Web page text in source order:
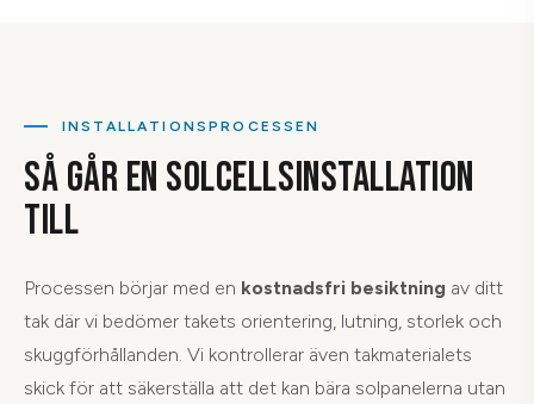
INSTALLATIONSPROCESSEN
SÅ GÅR EN SOLCELLSINSTALLATION
TILL
Processen börjar med en kostnadsfri besiktning av ditt
tak där vi bedömer takets orientering, lutning, storlek och
skuggförhållanden. Vi kontrollerar även takmaterialets
skick för att säkerställa att det kan bära solpanelerna utan